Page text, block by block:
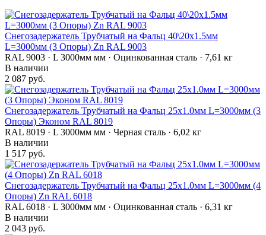
Снегозадержатель Трубчатый на Фальц 40\20х1.5мм
L=3000мм (3 Опоры) Zn RAL 9003
RAL 9003 · L 3000мм мм · Оцинкованная сталь · 7,61 кг
В наличии
2 087 руб.
Снегозадержатель Трубчатый на Фальц 25х1.0мм L=3000мм (3
Опоры) Эконом RAL 8019
RAL 8019 · L 3000мм мм · Черная сталь · 6,02 кг
В наличии
1 517 руб.
Снегозадержатель Трубчатый на Фальц 25х1.0мм L=3000мм (4
Опоры) Zn RAL 6018
RAL 6018 · L 3000мм мм · Оцинкованная сталь · 6,31 кг
В наличии
2 043 руб.